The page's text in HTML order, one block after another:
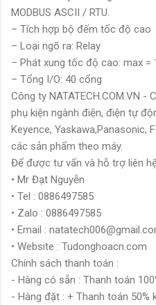
MODBUS ASCII / RTU.
– Tích hợp bộ đếm tốc độ cao
– Loại ngõ ra: Relay
– Phát xung tốc độ cao: max =
– Tổng I/O: 40 cổng
Công ty NATATECH.COM.VN -
phụ kiện ngành điện, điện tự
Keyence, Yaskawa,Panasonic,
các sản phẩm theo máy.
Để được tư vấn và hỗ trợ liên
• Mr Đạt Nguyễn
• Tel : 0886497585
• Zalo : 0886497585
• Email :
• Website : Tudonghoacn.com
Chính sách thanh toán :
- Hàng có sẵn : Thanh toán
- Hàng đặt : + Thanh toán 50%